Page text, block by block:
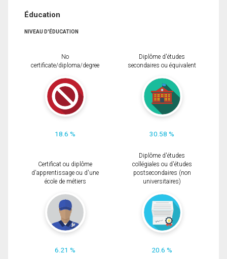
Éducation
NIVEAU D'ÉDUCATION
No
certificate/diploma/degree
18.6 %
Diplôme d'études
secondaires ou équivalent
30.58 %
Certificat ou diplôme
d'apprentissage ou d'une
école de métiers
6.21 %
Diplôme d'études
collégiales ou d'études
postsecondaires (non
universitaires)
20.6 %